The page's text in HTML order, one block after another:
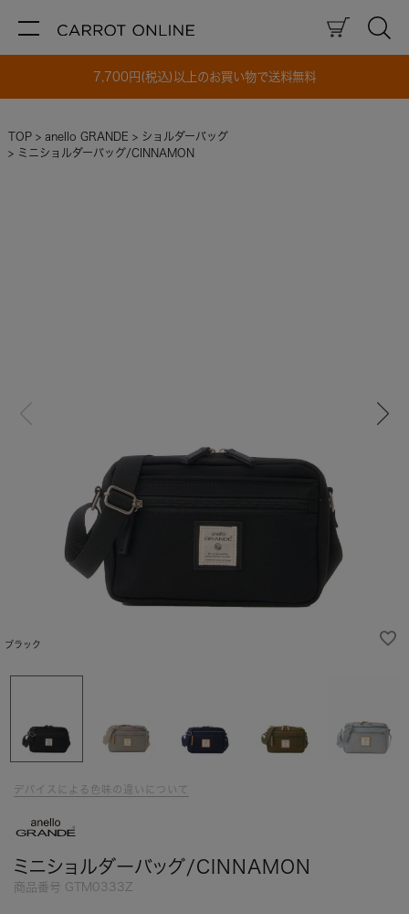
7,700円(税込)以上のお買い物で送料無料
TOP anello GRANDE
ショルダーバッグ
ミニショルダーバッグ/CINNAMON
ブラック
デバイスによる色味の違いについて
ミニショルダーバッグ/CINNAMON
商品番号 GTM0333Z